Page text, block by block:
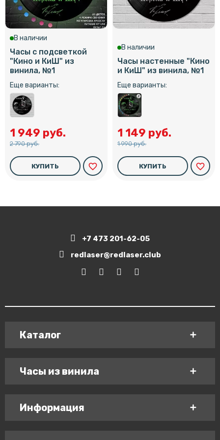
В наличии
Часы с подсветкой
"Кино и КиШ" из
винила, №1
Еще варианты:
1 949 руб.
2 790 руб.
КУПИТЬ favorite_border
В наличии
Часы настенные "Кино
и КиШ" из винила, №1
Еще варианты:
1 149 руб.
1 990 руб.
КУПИТЬ favorite_border
+7 473 201-62-05
redlaser@redlaser.club
Каталог
Часы из винила
Информация